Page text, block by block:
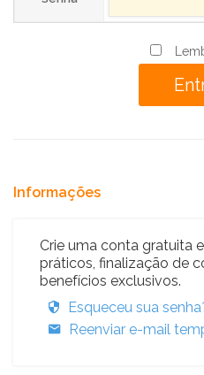
Informações
Crie uma conta gratuita
práticos, finalização de
benefícios exclusivos.
Esqueceu sua
Reenviar e-mail